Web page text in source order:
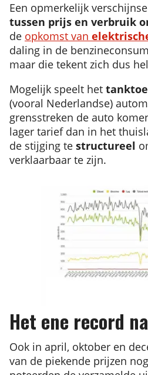
Een opmerkelijk
tussen prijs en verbruik
de opkomst van
daling in de
maar die tekent zich dus
Mogelijk speelt het
(vooral Nederlandse)
grensstreken de auto
lager tarief dan in het
de stijging te structureel
verklaarbaar te zijn.
Het ene record
Ook in april, oktober en
van de piekende prijzen